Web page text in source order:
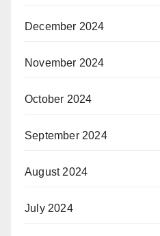
December 2024
November 2024
October 2024
September 2024
August 2024
July 2024